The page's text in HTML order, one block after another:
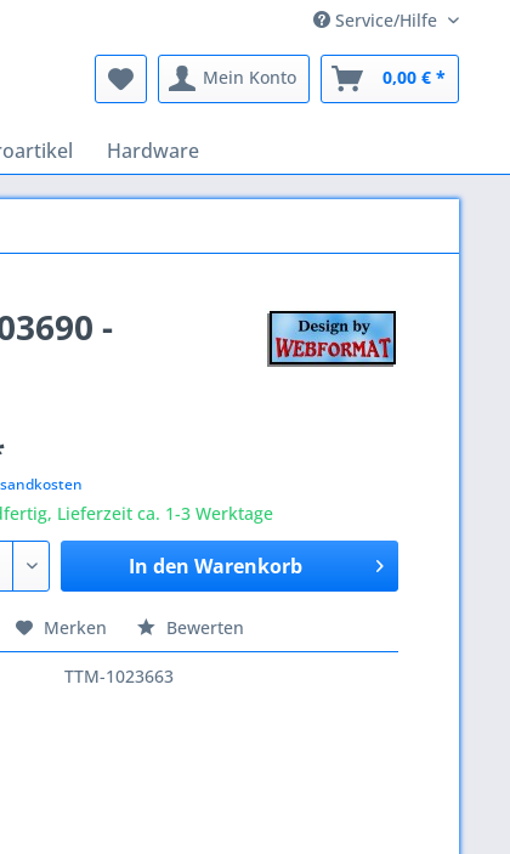
Service/Hilfe
Mein Konto 0,00 € *
Hardware
-
Lieferzeit ca. 1-3 Werktage
In den Warenkorb
Merken Bewerten
TTM-1023663